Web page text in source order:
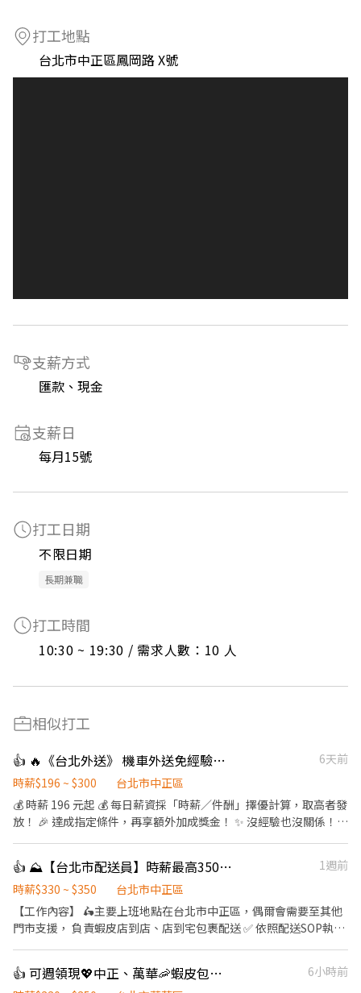
打工地點
台北市中正區鳳岡路 X號
支薪方式
匯款、現金
支薪日
每月15號
打工日期
不限日期
長期兼職
打工時間
10:30 ~ 19:30 / 需求人數：10 人
相似打工
👍 🔥《台北外送》 機車外送免經驗！穩定收入一次滿足！
6天前
時薪$196 ~ $300
台北市中正區
💰 時薪 196 元起 💰 每日薪資採「時薪／件酬」擇優計算，取高者發
放！ 🎉 達成指定條件，再享額外加成獎金！ ✨ 沒經驗也沒關係！
配送至顧客指定地點 ✔ 配送範圍固定，工作單純好上手 🕒 上班時間
08:00－17:00（含休息 1 小時） ✔ 固定排班 📋 應徵條件 ✔ 使用
Android 手機 ✔ 具普通重型機車駕照 🎁 員工福利 ✅ 公司提供三輪
車 ✅ 勞保、健保 💪 加入我們的優勢 ✔ 保障貨量 ✔ 不用搶單 ✔ 固定
👍 ⛰️【台北市配送員】時薪最高350元｜自備機車｜獎金多｜中正區
1週前
時薪$330 ~ $350
台北市中正區
【工作內容】 🛵主要上班地點在台北市中正區，偶爾會需要至其他
門市支援， 負責蝦皮店到店、店到宅包裹配送 ✅ 依照配送SOP執行
制度 【薪資福利】 ⭐ 符合獎勵條件時，時薪330~350元 ⭐ 提供勞健
👍 可週領現💖中正、萬華🦐蝦皮包裏外送員/免經驗 💰時薪330~350
6小時前